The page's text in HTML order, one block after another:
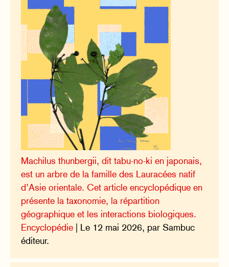
Machilus thunbergii, dit tabu-no-ki en japonais,
est un arbre de la famille des Lauracées natif
d’Asie orientale. Cet article encyclopédique en
présente la taxonomie, la répartition
géographique et les interactions biologiques.
Encyclopédie | Le 12 mai 2026, par Sambuc
éditeur.